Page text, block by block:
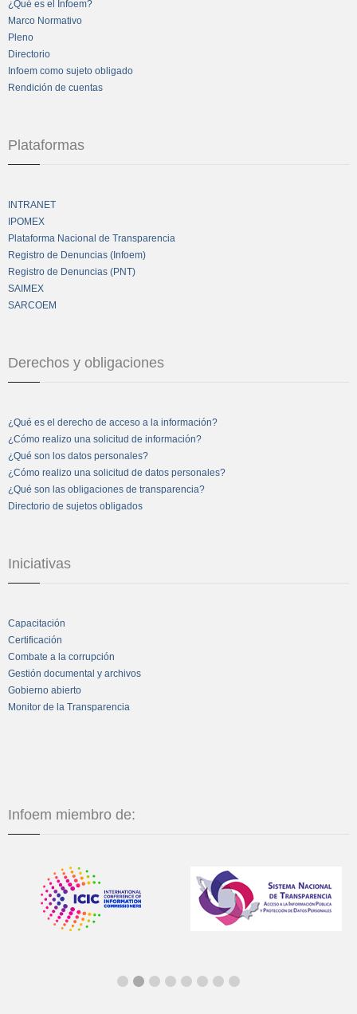
¿Qué es el Infoem?
Marco Normativo
Pleno
Directorio
Infoem como sujeto obligado
Rendición de cuentas
Plataformas
INTRANET
IPOMEX
Plataforma Nacional de Transparencia
Registro de Denuncias (Infoem)
Registro de Denuncias (PNT)
SAIMEX
SARCOEM
Derechos y obligaciones
¿Qué es el derecho de acceso a la información?
¿Cómo realizo una solicitud de información?
¿Qué son los datos personales?
¿Cómo realizo una solicitud de datos personales?
¿Qué son las obligaciones de transparencia?
Directorio de sujetos obligados
Iniciativas
Capacitación
Certificación
Combate a la corrupción
Gestión documental y archivos
Gobierno abierto
Monitor de la Transparencia
Infoem miembro de: